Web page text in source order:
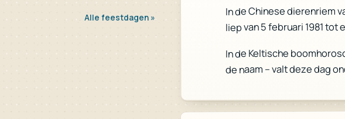
Alle feestdagen » In de Chinese dierenriem
liep van 5 februari 1981 tot
In de Keltische
de naam – valt deze dag